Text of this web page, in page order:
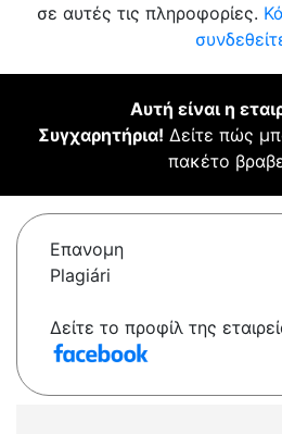
σε αυτές τις πληροφορίες.
Αυτή είναι η
Συγχαρητήρια! Δείτε πώς
πακέτο
Επανομη
Plagiári
Δείτε το προφίλ της